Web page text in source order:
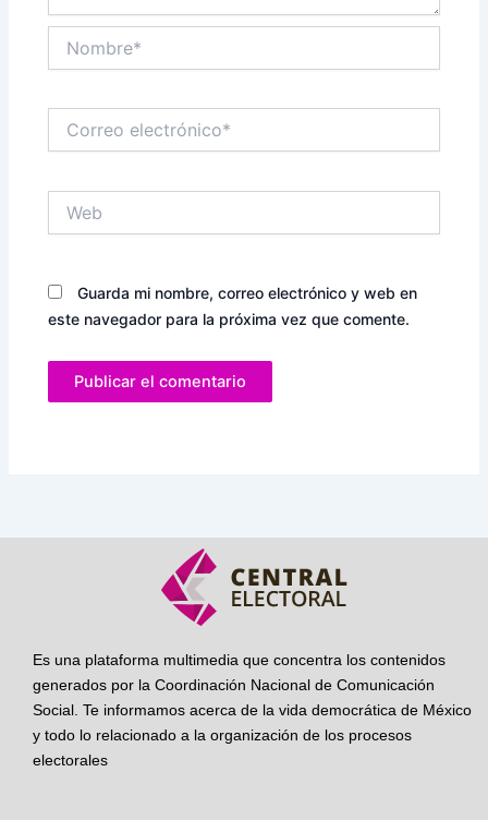
electrónico*
Guarda mi nombre, correo electrónico y web en
este navegador para la próxima vez que comente.
Es una plataforma multimedia que concentra los contenidos
generados por la Coordinación Nacional de Comunicación
Social. Te informamos acerca de la vida democrática de México
y todo lo relacionado a la organización de los procesos
electorales